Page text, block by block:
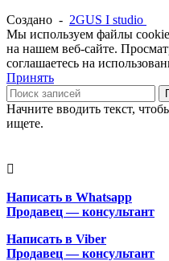
Создано - 2GUS I studio
Мы используем файлы
на нашем веб-сайте.
соглашаетесь на
Принять
Начните вводить текст,
ищете.
Написать в Whatsapp
Продавец — консультант
Написать в Viber
Продавец — консультант